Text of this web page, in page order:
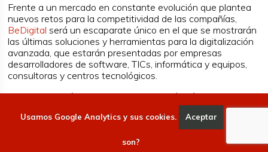
Frente a un mercado en constante evolución que plantea
nuevos retos para la competitividad de las compañías,
BeDigital será un escaparate único en el que se mostrarán
las últimas soluciones y herramientas para la digitalización
avanzada, que estarán presentadas por empresas
desarrolladores de software, TICs, informática y equipos,
consultoras y centros tecnológicos.
La nueva edición deBeDigitalcombinará el área expositiva
y de presentación de producto con el apartado congresual
y networking. Así, a través de losDigital Talks,
conferencias de contenido tecnológico y estratégico en
innovación, representantes de empresas punteras
Usamos Google Analytics y sus cookies. Aceptar
son?